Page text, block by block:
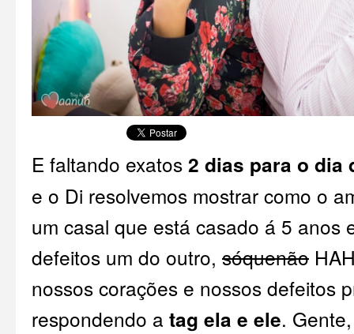
E faltando exatos 2 dias para o dia
e o Di resolvemos mostrar como o
um casal que está casado á 5 anos
defeitos um do outro, sóquenão
nossos corações e nossos defeitos
respondendo a tag ela e ele.